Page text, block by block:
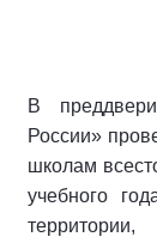
В
России»
школам
учебного